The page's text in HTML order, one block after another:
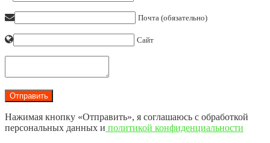
Почта (обязательно)
Сайт
Нажимая кнопку «Отправить», я соглашаюсь с обработкой
персональных данных и политикой конфиденциальности